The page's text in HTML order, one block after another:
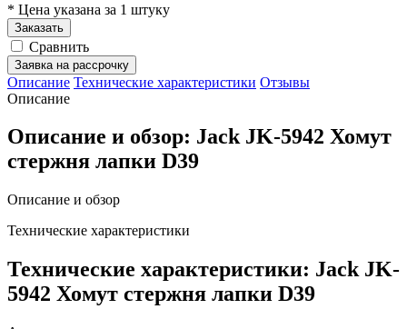
* Цена указана за 1 штуку
Заказать
Сравнить
Заявка на рассрочку
Описание Технические характеристики Отзывы
Описание
Описание и обзор: Jack JK-5942 Хомут
стержня лапки D39
Описание и обзор
Технические характеристики
Технические характеристики: Jack JK-
5942 Хомут стержня лапки D39